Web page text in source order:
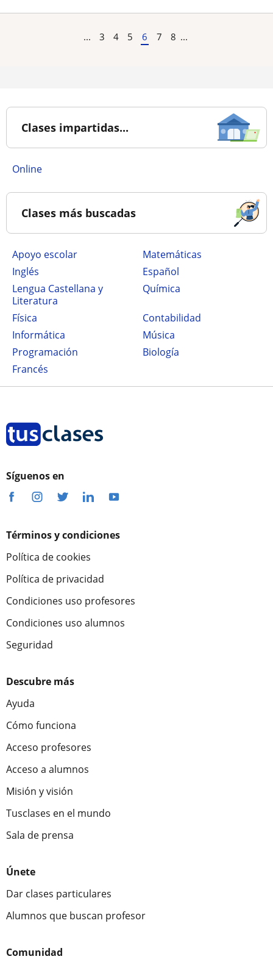
... 3 4 5 6 7 8 ...
Clases impartidas...
online
Clases más buscadas
Apoyo escolar
Matemáticas
Inglés
Español
Lengua Castellana y
Literatura
Química
Física
Contabilidad
Informática
Música
Programación
Biología
Francés
Síguenos en
Términos y condiciones
Política de cookies
Política de privacidad
Condiciones uso profesores
Condiciones uso alumnos
Seguridad
Descubre más
Ayuda
Cómo funciona
Acceso profesores
Acceso a alumnos
Misión y visión
Tusclases en el mundo
Sala de prensa
Únete
Dar clases particulares
Alumnos que buscan profesor
Comunidad